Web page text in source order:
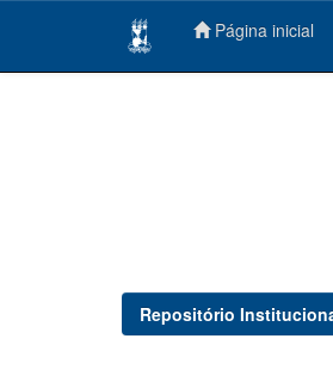
Página inicial
Repositório